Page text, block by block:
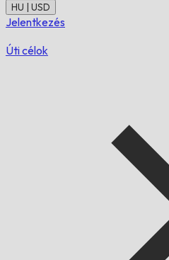
HU | USD
Jelentkezés
Úti célok